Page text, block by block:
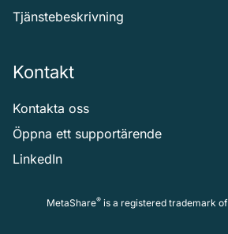
Tjänstebeskrivning
Kontakt
Kontakta oss
Öppna ett supportärende
LinkedIn
MetaShare®is a registered trademark of